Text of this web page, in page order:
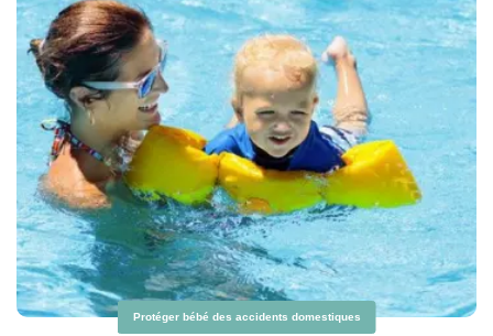
Protéger bébé des accidents domestiques